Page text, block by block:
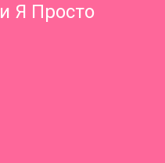
Я Просто